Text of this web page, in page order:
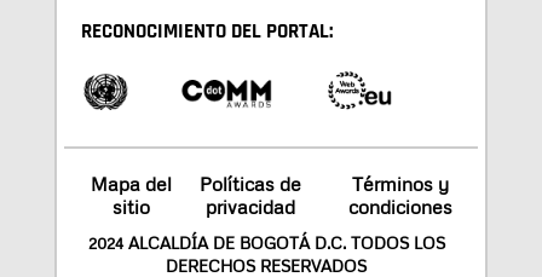
RECONOCIMIENTO DEL PORTAL:
Mapa del
sitio
Políticas de
privacidad
Términos y
condiciones
2024 ALCALDÍA DE BOGOTÁ D.C. TODOS LOS
DERECHOS RESERVADOS